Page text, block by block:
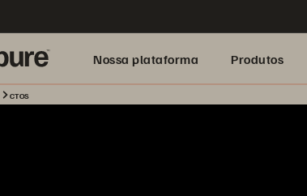
Nossa plataforma Produtos
CTOS